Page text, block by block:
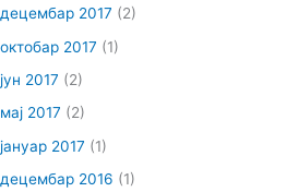
децембар 2017 (2)
октобар 2017 (1)
јун 2017 (2)
мај 2017 (2)
јануар 2017 (1)
децембар 2016 (1)